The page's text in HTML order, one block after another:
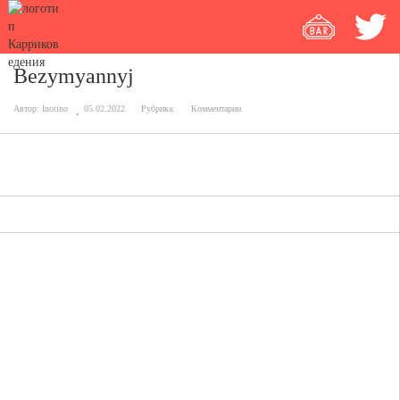
Bezymyannyj
Автор: Inotino 05.02.2022 Рубрика: Комментарии